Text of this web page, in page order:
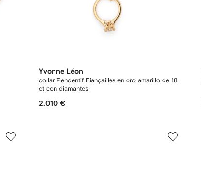
Yvonne Léon
collar Pendentif Fiançailles en oro amarillo de 18
ct con diamantes
2.010 €